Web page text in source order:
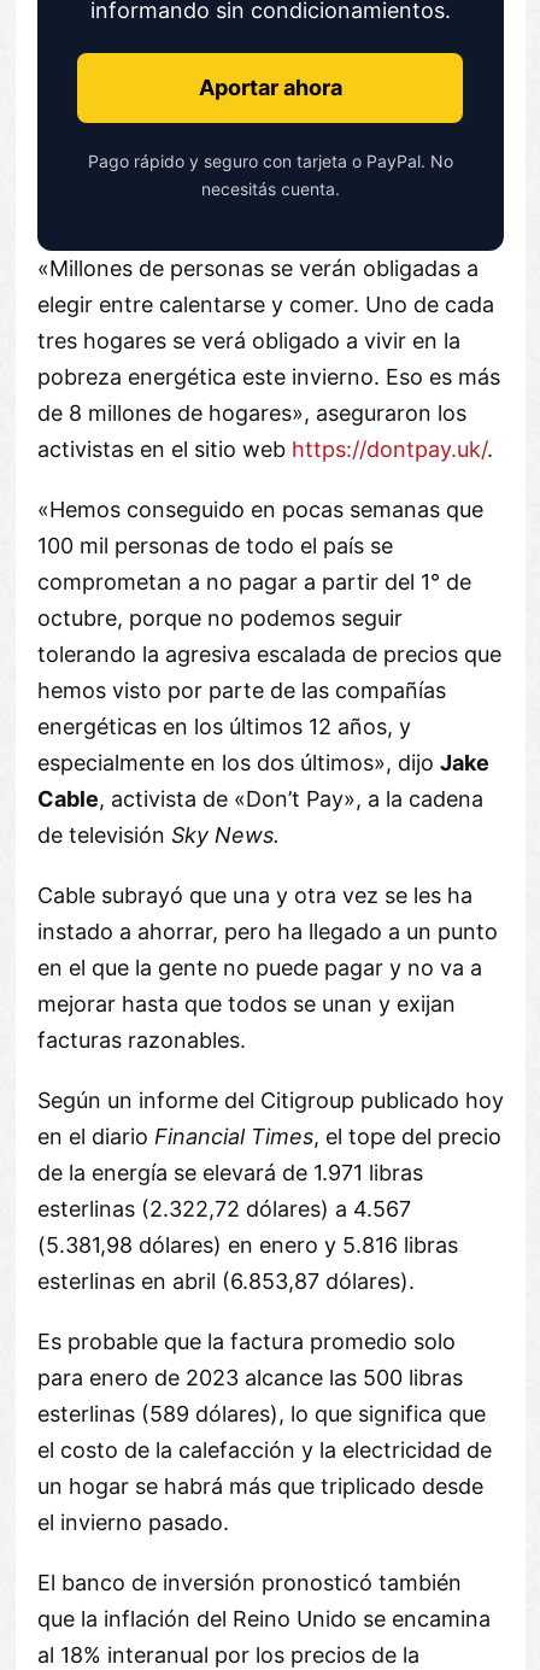
informando sin condicionamientos.
Aportar ahora
Pago rápido y seguro con tarjeta o PayPal. No
necesitás cuenta.
«Millones de personas se verán obligadas a
elegir entre calentarse y comer. Uno de cada
tres hogares se verá obligado a vivir en la
pobreza energética este invierno. Eso es más
de 8 millones de hogares», aseguraron los
activistas en el sitio web https://dontpay.uk/.
«Hemos conseguido en pocas semanas que
100 mil personas de todo el país se
comprometan a no pagar a partir del 1° de
octubre, porque no podemos seguir
tolerando la agresiva escalada de precios que
hemos visto por parte de las compañías
energéticas en los últimos 12 años, y
especialmente en los dos últimos», dijo Jake
Cable, activista de «Don’t Pay», a la cadena
de televisión Sky News.
Cable subrayó que una y otra vez se les ha
instado a ahorrar, pero ha llegado a un punto
en el que la gente no puede pagar y no va a
mejorar hasta que todos se unan y exijan
facturas razonables.
Según un informe del Citigroup publicado hoy
en el diario Financial Times, el tope del precio
de la energía se elevará de 1.971 libras
esterlinas (2.322,72 dólares) a 4.567
(5.381,98 dólares) en enero y 5.816 libras
esterlinas en abril (6.853,87 dólares).
Es probable que la factura promedio solo
para enero de 2023 alcance las 500 libras
esterlinas (589 dólares), lo que significa que
el costo de la calefacción y la electricidad de
un hogar se habrá más que triplicado desde
el invierno pasado.
El banco de inversión pronosticó también
que la inflación del Reino Unido se encamina
al 18% interanual por los precios de la